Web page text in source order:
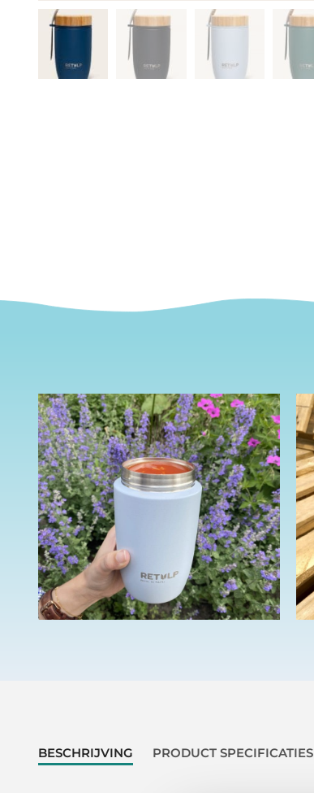
BESCHRIJVING PRODUCT SPECIFICATIES